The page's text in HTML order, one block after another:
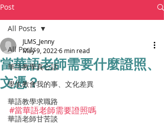
Post
All Posts
華語教學真心話
學生教會我的事、文化差異
華語教學求職路
華語老師甘苦談
All Posts
當華語老師需要什麼證照、
文憑？
JLMS_Jenny
May 9, 2022 6 min read
#當華語老師需要證照嗎